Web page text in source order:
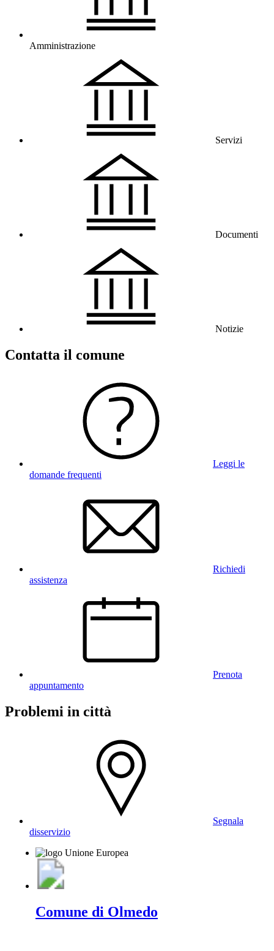
Amministrazione
Servizi
Documenti
Notizie
Contatta il comune
Leggi le
domande frequenti
Richiedi
assistenza
Prenota
appuntamento
Problemi in città
Segnala
disservizio
Comune di Olmedo